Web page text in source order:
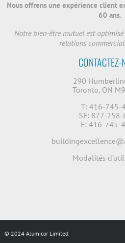
Nous offrens une expérience client
60 ans.
Notre bien-être mutuel est
relations
290
Toronto, ON
T: 416-745-
SF: 877-
F: 416-745-
Modalités
© 2024 Alumicor Limited.